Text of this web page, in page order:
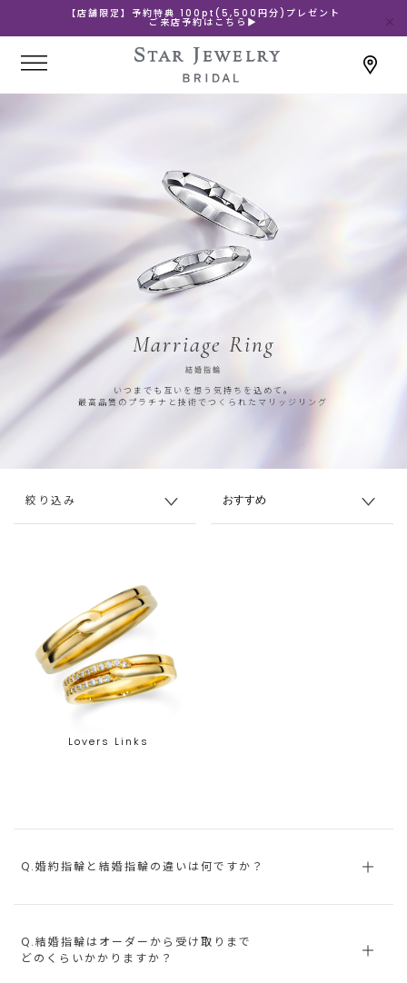
【店舗限定】予約特典 100pt(5,500円分)プレゼント
ご来店予約はこちら▶
Marriage Ring
結婚指輪
いつまでも互いを想う気持ちを込めて。
最高品質のプラチナと技術でつくられたマリッジリング
絞り込み
Lovers Links
Q.婚約指輪と結婚指輪の違いは何ですか？
Q.結婚指輪はオーダーから受け取りまで
どのくらいかかりますか？